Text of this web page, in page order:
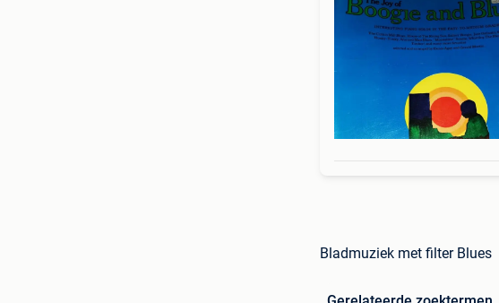
Bladmuziek met filter Blues